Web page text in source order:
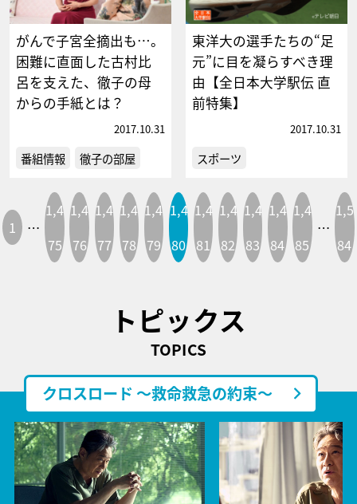
がんで子宮全摘出も…。
困難に直面した古村比
呂を支えた、徹子の母
からの手紙とは？
2017.10.31
番組情報 徹子の部屋
東洋大の選手たちの“足
元”に目を凝らすべき理
由【全日本大学駅伝 直
前特集】
2017.10.31
スポーツ
1 …
1,4
75
1,4
76
1,4
77
1,4
78
1,4
79
1,4
80
1,4
81
1,4
82
1,4
83
1,4
84
1,4
85
…
1,5
84
トピックス
TOPICS
クロスロード ～救命救急の約束～